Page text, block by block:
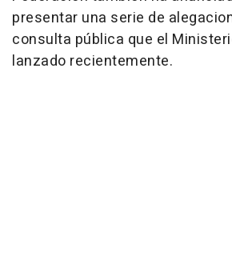
presentar una serie de
consulta pública que el
lanzado recientemente.